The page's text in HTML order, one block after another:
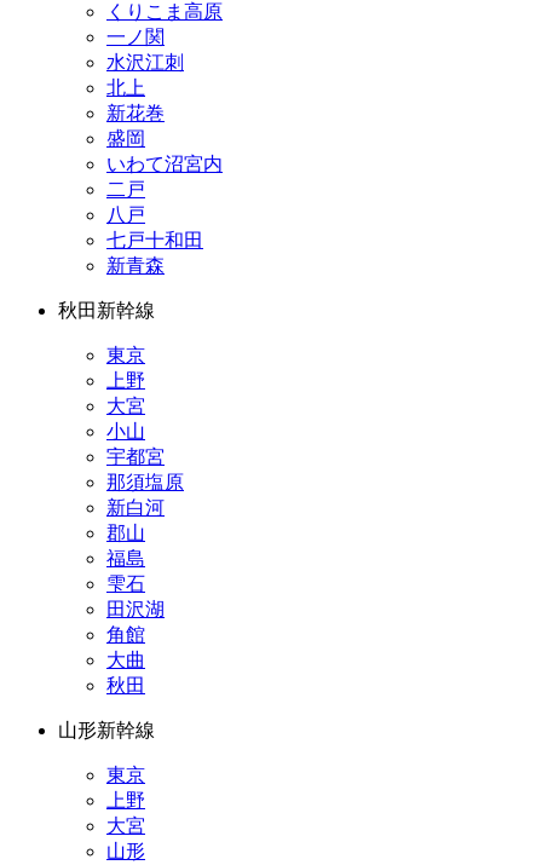
くりこま高原
一ノ関
水沢江刺
北上
新花巻
盛岡
いわて沼宮内
二戸
八戸
七戸十和田
新青森
秋田新幹線
東京
上野
大宮
小山
宇都宮
那須塩原
新白河
郡山
福島
雫石
田沢湖
角館
大曲
秋田
山形新幹線
東京
上野
大宮
山形